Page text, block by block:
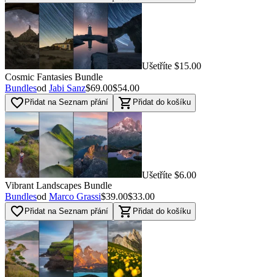
Ušetříte $15.00
Cosmic Fantasies Bundle
Bundlesod Jabi Sanz$69.00$54.00
favorite_border Přidat na Seznam přání shopping_cart Přidat do košíku
Ušetříte $6.00
Vibrant Landscapes Bundle
Bundlesod Marco Grassi$39.00$33.00
favorite_border Přidat na Seznam přání shopping_cart Přidat do košíku